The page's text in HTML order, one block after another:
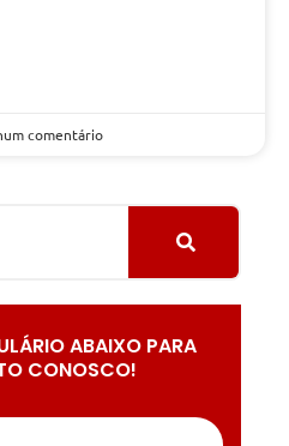
comentário
ABAIXO PARA
CONOSCO!